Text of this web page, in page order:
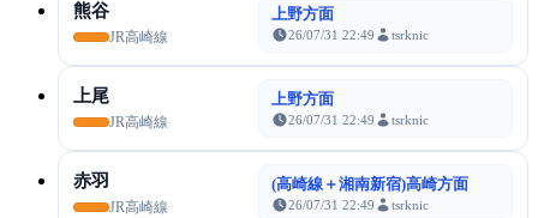
熊谷
JR高崎線
上野方面
26/07/31 22:49 tsrknic
上尾
JR高崎線
上野方面
26/07/31 22:49 tsrknic
赤羽
JR高崎線
(高崎線＋湘南新宿)高崎方面
26/07/31 22:49 tsrknic